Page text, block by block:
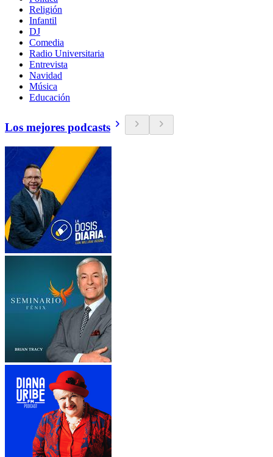
Religión
Infantil
DJ
Comedia
Radio Universitaria
Entrevista
Navidad
Música
Educación
Los mejores podcasts